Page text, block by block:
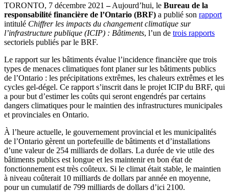
TORONTO, 7 décembre 2021–Aujourd’hui, le Bureau de la
responsabilité financière de l’Ontario (BRF) a publié son rapport
intitulé Chiffrer les impacts du changement climatique sur
l’infrastructure publique (ICIP) : Bâtiments, l’un de trois rapports
sectoriels publiés par le BRF.
Le rapport sur les bâtiments évalue l’incidence financière que trois
types de menaces climatiques font planer sur les bâtiments publics
de l’Ontario : les précipitations extrêmes, les chaleurs extrêmes et les
cycles gel-dégel. Ce rapport s’inscrit dans le projet ICIP du BRF, qui
a pour but d’estimer les coûts qui seront engendrés par certains
dangers climatiques pour le maintien des infrastructures municipales
et provinciales en Ontario.
À l’heure actuelle, le gouvernement provincial et les municipalités
de l’Ontario gèrent un portefeuille de bâtiments et d’installations
d’une valeur de 254 milliards de dollars. La durée de vie utile des
bâtiments publics est longue et les maintenir en bon état de
fonctionnement est très coûteux. Si le climat était stable, le maintien
à niveau coûterait 10 milliards de dollars par année en moyenne,
pour un cumulatif de 799 milliards de dollars d’ici 2100.